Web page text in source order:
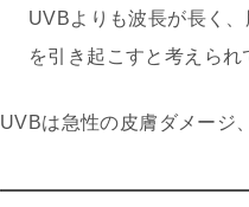
UVBよりも波長が長く
を引き起こすと考えられ
UVBは急性の皮膚ダメージ